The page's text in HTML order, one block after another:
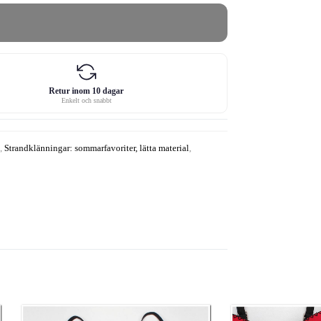
Retur inom 10 dagar
Enkelt och snabbt
Strandklänningar: sommarfavoriter, lätta material